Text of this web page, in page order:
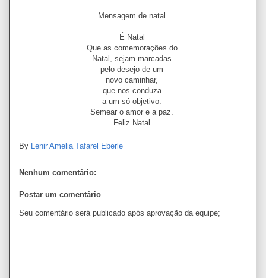
Mensagem de natal.
É Natal
Que as comemorações do
Natal, sejam marcadas
pelo desejo de um
novo caminhar,
que nos conduza
a um só objetivo.
Semear o amor e a paz.
Feliz Natal
By Lenir Amelia Tafarel Eberle
Nenhum comentário:
Postar um comentário
Seu comentário será publicado após aprovação da equipe;